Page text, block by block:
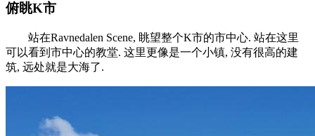
俯眺K市
站在Ravnedalen Scene, 眺望整个K市的市中心. 站在这里
可以看到市中心的教堂. 这里更像是一个小镇, 没有很高的建
筑, 远处就是大海了.